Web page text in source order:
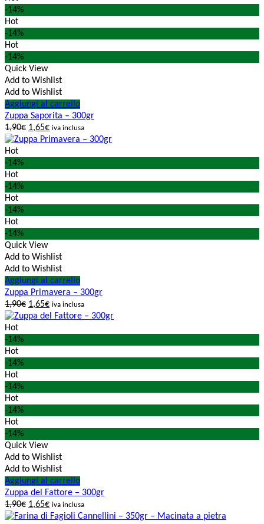
-14%
Hot
-14%
Hot
-14%
Quick View
Add to Wishlist
Add to Wishlist
Aggiungi al carrello
Zuppa Saporita – 300gr
1,90€ 1,65€ iva inclusa
Hot
-14%
Hot
-14%
Hot
-14%
Hot
-14%
Quick View
Add to Wishlist
Add to Wishlist
Aggiungi al carrello
Zuppa Primavera – 300gr
1,90€ 1,65€ iva inclusa
Hot
-14%
Hot
-14%
Hot
-14%
Hot
-14%
Hot
-14%
Quick View
Add to Wishlist
Add to Wishlist
Aggiungi al carrello
Zuppa del Fattore – 300gr
1,90€ 1,65€ iva inclusa